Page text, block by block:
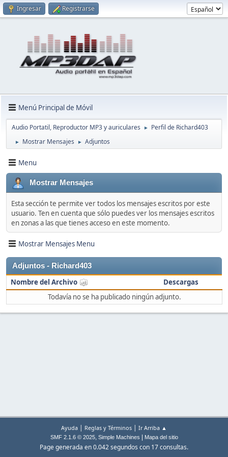
Ingresar Registrarse
Menú Principal de Móvil
Audio Portatil, Reproductor MP3 y auriculares ► Perfil de Richard403
► Mostrar Mensajes ► Adjuntos
Menu
Mostrar Mensajes
Esta sección te permite ver todos los mensajes escritos por este
usuario. Ten en cuenta que sólo puedes ver los mensajes escritos
en zonas a las que tienes acceso en este momento.
Mostrar Mensajes Menu
Adjuntos - Richard403
Nombre del Archivo
Descargas
Todavía no se ha publicado ningún adjunto.
Ayuda | Reglas y Términos | Ir Arriba ▲
SMF 2.1.6 © 2025, Simple Machines Mapa del sitio
Page generada en 0.042 segundos con 17 consultas.